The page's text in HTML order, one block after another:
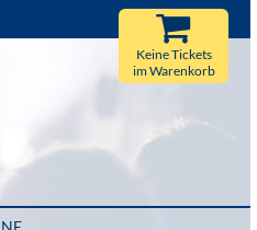
Keine Tickets
im Warenkorb